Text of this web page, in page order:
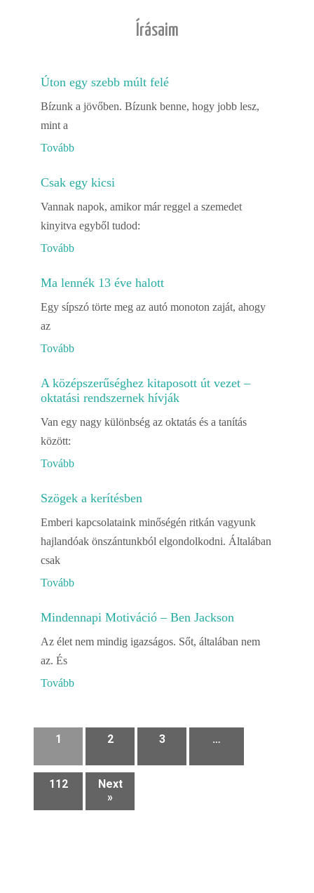
Írásaim
Úton egy szebb múlt felé
Bízunk a jövőben. Bízunk benne, hogy jobb lesz,
mint a
Tovább
Csak egy kicsi
Vannak napok, amikor már reggel a szemedet
kinyitva egyből tudod:
Tovább
Ma lennék 13 éve halott
Egy sípszó törte meg az autó monoton zaját, ahogy
az
Tovább
A középszerűséghez kitaposott út vezet –
oktatási rendszernek hívják
Van egy nagy különbség az oktatás és a tanítás
között:
Tovább
Szögek a kerítésben
Emberi kapcsolataink minőségén ritkán vagyunk
hajlandóak önszántunkból elgondolkodni. Általában
csak
Tovább
Mindennapi Motiváció – Ben Jackson
Az élet nem mindig igazságos. Sőt, általában nem
az. És
Tovább
1 2 3 …
112
Next
»